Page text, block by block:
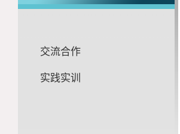
交流合作
实践实训